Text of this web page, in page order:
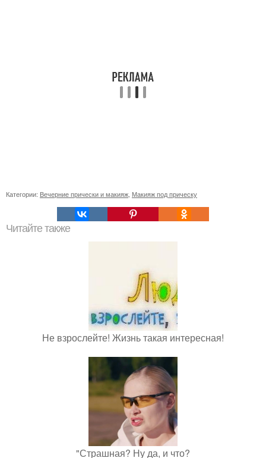
Категории: Вечерние прически и макияж, Макияж под прическу
Читайте также
Не взрослейте! Жизнь такая интересная!
"Страшная? Ну да, и что?